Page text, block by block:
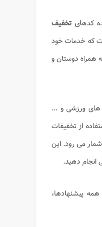
کدهای تخفیف
که خدمات خود
همراه دوستان و
های ورزشی و ...
از تخفیفات
می رود. این
انجام دهید.
پیشنهادها،